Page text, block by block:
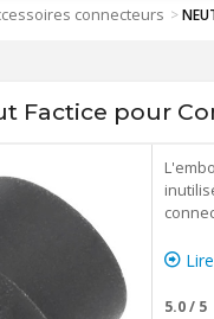
connecteurs >
Factice pour
5.0/ 5